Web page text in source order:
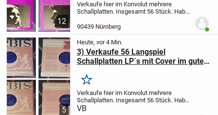
12
Verkaufe hier im Konvolut mehrere
Schallplatten. Insgesamt 56 Stück. Habe
anschauen. Über den Preis kann man
reden.Versand ist möglich. Ich biete kein
Pay...
90439 Nürnberg
5
Heute, vor 4 Min.
3) Verkaufe 56 Langspiel
Schallplatten LP´s mit Cover im guten
Merken
Verkaufe hier im Konvolut mehrere
Schallplatten. Insgesamt 56 Stück. Habe
sie auf mehrere Annoncen verteilt.
VB